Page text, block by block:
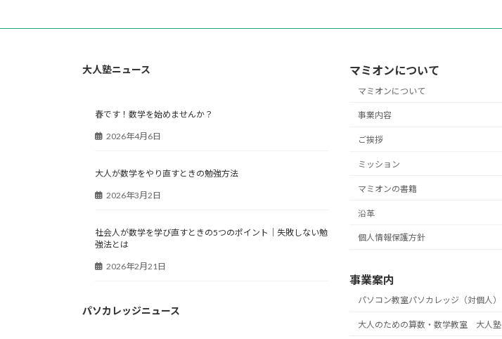
大人塾ニュース
春です！数学を始めませんか？
2026年4月6日
大人が数学をやり直すときの勉強方法
2026年3月2日
社会人が数学を学び直すときの5つのポイント｜失敗しない勉
強法とは
2026年2月21日
パソカレッジニュース
マミオンについて
マミオンについて
事業内容
ご挨拶
ミッション
マミオンの書籍
沿革
個人情報保護方針
事業案内
パソコン教室パソカレッジ（対個人）
大人のための算数・数学教室 大人塾